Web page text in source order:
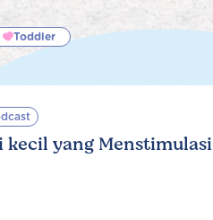
Toddler
kecil yang Menstimulasi